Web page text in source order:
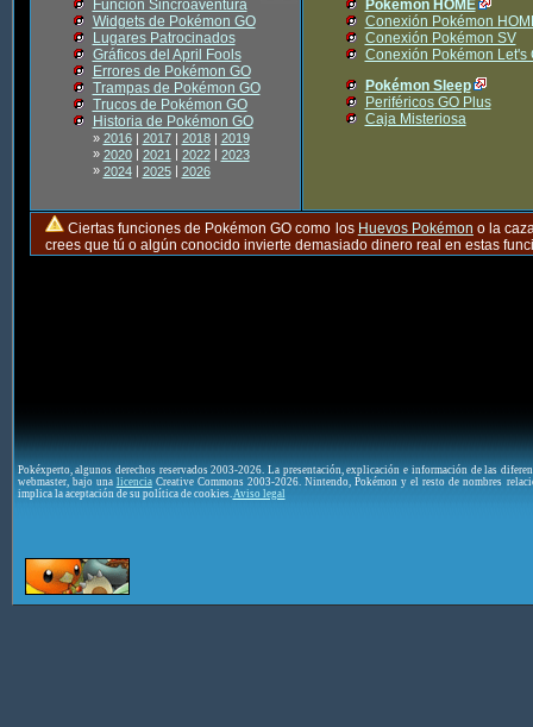
Función Sincroaventura
Widgets de Pokémon GO
Lugares Patrocinados
Gráficos del April Fools
Errores de Pokémon GO
Trampas de Pokémon GO
Trucos de Pokémon GO
Historia de Pokémon GO
» 2016| 2017| 2018| 2019
» 2020| 2021| 2022| 2023
» 2024| 2025| 2026
Pokémon HOME
Conexión Pokémon
Conexión Pokémon SV
Conexión Pokémon Let's
Pokémon Sleep
Periféricos GO Plus
Caja Misteriosa
Ciertas funciones de Pokémon GO como los Huevos Pokémon o la
crees que tú o algún conocido invierte demasiado dinero real en estas
Pokéxperto, algunos derechos reservados 2003-2026. La presentación, explicación e información de las
webmaster, bajo una licenciaCreative Commons 2003-2026. Nintendo, Pokémon y el resto de nombres
implica la aceptación de su política de cookies. Aviso legal